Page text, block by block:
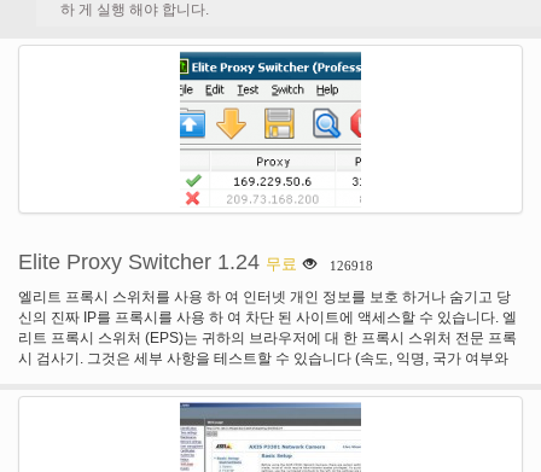
하 게 실행 해야 합니다.
Elite Proxy Switcher 1.24 무료 126918
엘리트 프록시 스위처를 사용 하 여 인터넷 개인 정보를 보호 하거나 숨기고 당
신의 진짜 IP를 프록시를 사용 하 여 차단 된 사이트에 액세스할 수 있습니다. 엘
리트 프록시 스위처 (EPS)는 귀하의 브라우저에 대 한 프록시 스위처 전문 프록
시 검사기. 그것은 세부 사항을 테스트할 수 있습니다 (속도, 익명, 국가 여부와
라우저 (인터넷 익스플로러 또는 모질라 파이어폭스)의 프록시 설정을 변경 합
니다. 또한, EPS는 내 프록시 목록 서비스의 클라이언트 프로그램입니다. 당신
은 쉽고 빠르게 목록을 얻을 수 있습니다 매일 신선한 프록시 프록시 내에서 단
지 한 번의 클릭. 엘리트 프록시 스위처 주요 특징: * 프록시 검사기: 전문적으로